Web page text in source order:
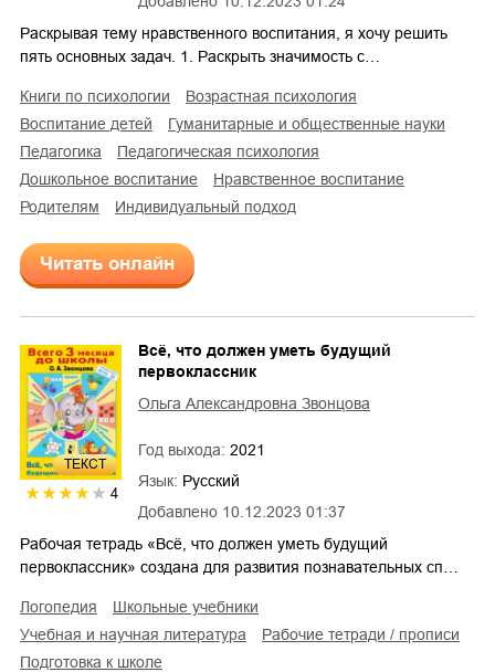
Раскрывая тему нравственного воспитания, я хочу решить
пять основных задач. 1. Раскрыть значимость с…
книги по психологии
возрастная психология
воспитание детей
гуманитарные и общественные науки
педагогика
педагогическая психология
дошкольное воспитание
нравственное воспитание
родителям
индивидуальный подход
Читать онлайн
ТЕКСТ
4
Добавлено 10.12.2023 01:37
Всё, что должен уметь будущий
первоклассник
Ольга Александровна Звонцова
Год выхода: 2021
Язык: Русский
Рабочая тетрадь «Всё, что должен уметь будущий
первоклассник» создана для развития познавательных сп…
логопедия
школьные учебники
учебная и научная литература
рабочие тетради / прописи
подготовка к школе